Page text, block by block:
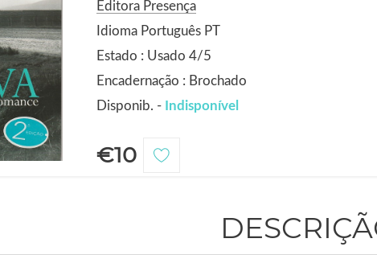
Editora Presença
Idioma Português PT
Estado : Usado 4/5
Encadernação : Brochado
Disponib. - Indisponível
€10